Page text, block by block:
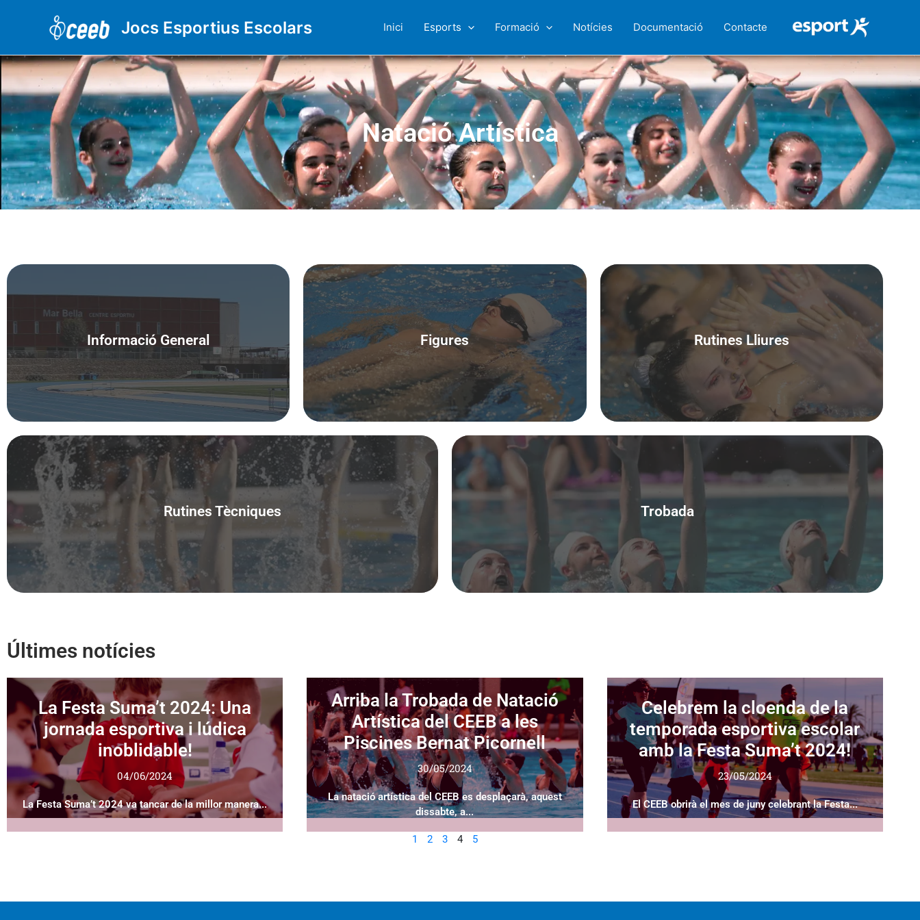
Jocs Esportius Escolars Inici Esports Formació Notícies Documentació Contacte
Natació Artística
Informació General
Accedeix Figures
Accedeix Rutines Lliures
Accedeix
Rutines Tècniques
Accedeix Trobada
Pròximament
Últimes notícies
La Festa Suma’t 2024: Una
jornada esportiva i lúdica
inoblidable!
04/06/2024
La Festa Suma’t 2024 va tancar de la millor manera...
Arriba la Trobada de Natació
Artística del CEEB a les
Piscines Bernat Picornell
30/05/2024
La natació artística del CEEB es desplaçarà, aquest
dissabte, a...
Celebrem la cloenda de la
temporada esportiva escolar
amb la Festa Suma’t 2024!
23/05/2024
El CEEB obrirà el mes de juny celebrant la Festa...
1 2 3 4 5